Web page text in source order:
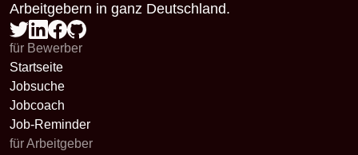
Arbeitgebern in ganz Deutschland.
für Bewerber
Startseite
Jobsuche
Jobcoach
Job-Reminder
für Arbeitgeber